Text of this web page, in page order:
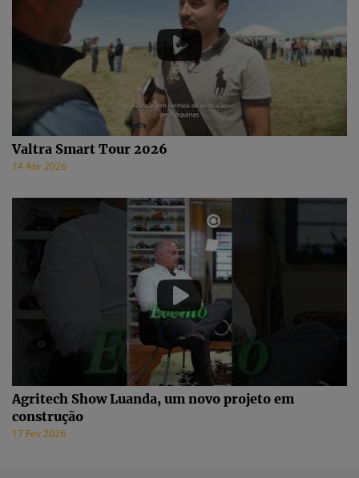
Valtra Smart Tour 2026
14 Abr 2026
Agritech Show Luanda, um novo projeto em
construção
17 Fev 2026